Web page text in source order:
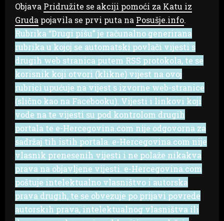
Objava Pridružite se akciji pomoći za Katu iz
Gruda pojavila se prvi puta na Posušje.info.
Rubrika “Drugi pišu” je računalno generirana
rubrika u kojoj se automatski povlači vijesti s
drugih web stranica putem RSS protokola, te se
korisnik koji otvori (klikne) vijest na ovoj
rubrici upućuje na vijest s izvorne web-stranice
(slično kao na Facebooku). Vijesti i linkovi koji
vode na te vijesti su pod kontrolom drugih
portala te e-Hercegovina.com nije odgovorna za
sadržaj tih istih portala. e-Hercegovina.com nije
vlasnik prenesenih vijesti i ne polaže nikakva
prava na objavljene vijesti. e-Hercegovina.com
poštuje intelektualno vlasništvo i autorska
prava drugih, te se obvezuje po prijavi povrede
autorskih prava, intelektualnog vlasništva ili